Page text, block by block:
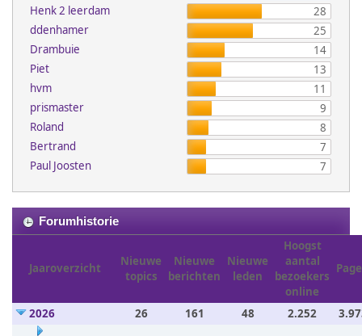
Henk 2 leerdam
28
ddenhamer
25
Drambuie
14
Piet
13
hvm
11
prismaster
9
Roland
8
Bertrand
7
Paul Joosten
7
Forumhistorie
Jaaroverzicht
Nieuwe
topics
Nieuwe
berichten
Nieuwe
leden
Hoogst
aantal
bezoekers
online
2026 26 161 48 2.252